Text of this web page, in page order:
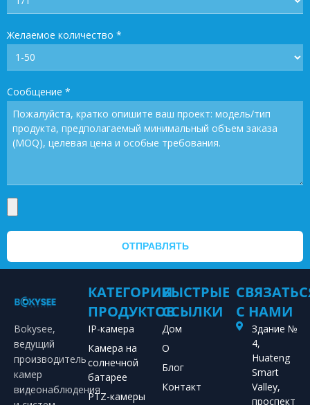
Желаемое количество *
Сообщение *
ОТПРАВЛЯТЬ
Bokysee,
ведущий
производитель
камер
видеонаблюдения
КАТЕГОРИИ
ПРОДУКТОВ
IP-камера
Камера на
солнечной
батарее
PTZ-камеры
БЫСТРЫЕ
ССЫЛКИ
Дом
О
Блог
Контакт
С НАМИ
Здание №
4,
Huateng
Smart
Valley,
проспект